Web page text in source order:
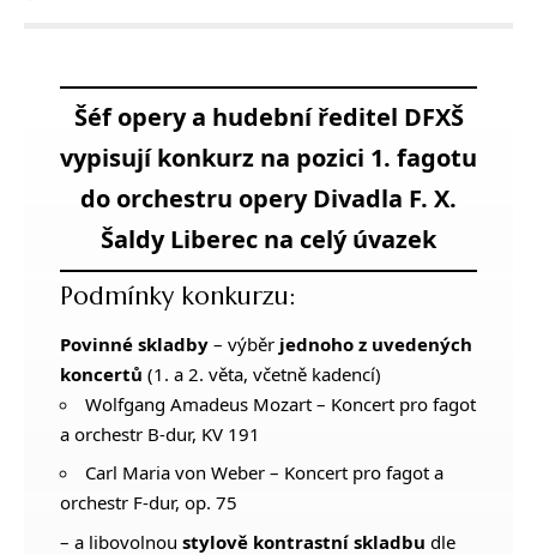
Šéf opery a hudební ředitel DFXŠ
vypisují konkurz na pozici 1. fagotu
do orchestru opery Divadla F. X.
Šaldy Liberec na celý úvazek
Podmínky konkurzu:
Povinné skladby – výběr jednoho z uvedených
koncertů (1. a 2. věta, včetně kadencí)
Wolfgang Amadeus Mozart – Koncert pro fagot
a orchestr B-dur, KV 191
Carl Maria von Weber – Koncert pro fagot a
orchestr F-dur, op. 75
– a libovolnou stylově kontrastní skladbu dle